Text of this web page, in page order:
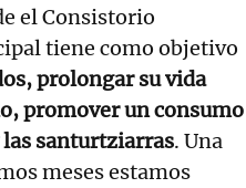
el Consistorio
tiene como objetivo
prolongar su vida
promover un consumo
santurtziarras. Una
meses estamos